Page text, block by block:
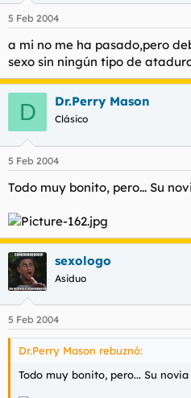
5 Feb 2004
a mi no me ha pasado,pero
sexo sin ningún tipo de
D Dr.Perry Mason
Clásico
5 Feb 2004
Todo muy bonito, pero... Su
sexologo
Asiduo
5 Feb 2004
Dr.Perry Mason rebuznó:
Todo muy bonito, pero... Su